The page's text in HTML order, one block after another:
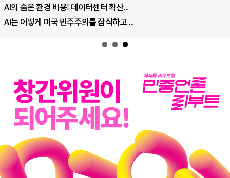
AI의 숨은 환경 비용: 데이터센터 확산..
AI는 어떻게 미국 민주주의를 잠식하고 ..